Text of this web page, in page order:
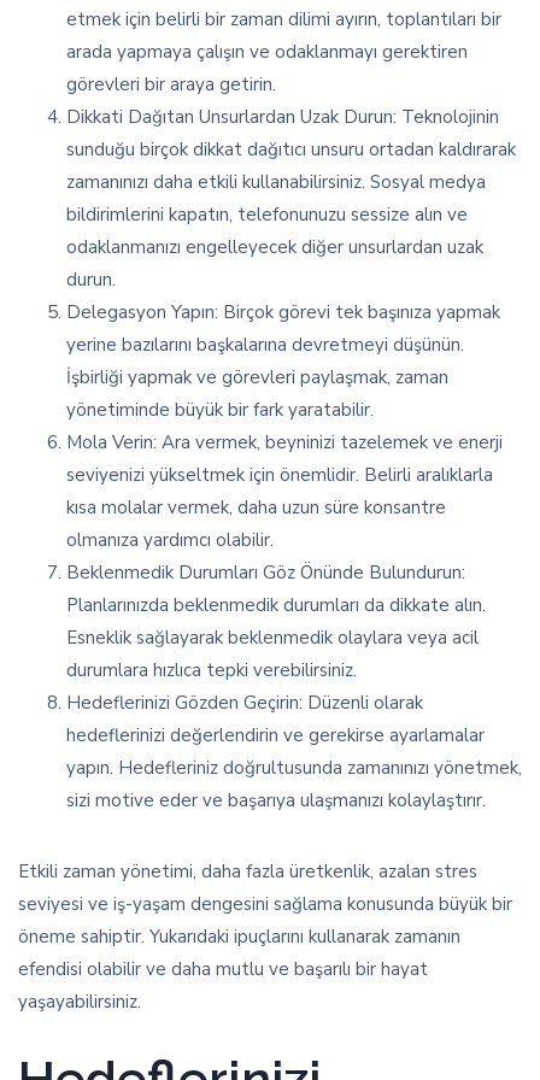
etmek için belirli bir zaman dilimi ayırın, toplantıları bir
arada yapmaya çalışın ve odaklanmayı gerektiren
görevleri bir araya getirin.
Dikkati Dağıtan Unsurlardan Uzak Durun: Teknolojinin
sunduğu birçok dikkat dağıtıcı unsuru ortadan kaldırarak
zamanınızı daha etkili kullanabilirsiniz. Sosyal medya
bildirimlerini kapatın, telefonunuzu sessize alın ve
odaklanmanızı engelleyecek diğer unsurlardan uzak
durun.
Delegasyon Yapın: Birçok görevi tek başınıza yapmak
yerine bazılarını başkalarına devretmeyi düşünün.
İşbirliği yapmak ve görevleri paylaşmak, zaman
yönetiminde büyük bir fark yaratabilir.
Mola Verin: Ara vermek, beyninizi tazelemek ve enerji
seviyenizi yükseltmek için önemlidir. Belirli aralıklarla
kısa molalar vermek, daha uzun süre konsantre
olmanıza yardımcı olabilir.
Beklenmedik Durumları Göz Önünde Bulundurun:
Planlarınızda beklenmedik durumları da dikkate alın.
Esneklik sağlayarak beklenmedik olaylara veya acil
durumlara hızlıca tepki verebilirsiniz.
Hedeflerinizi Gözden Geçirin: Düzenli olarak
hedeflerinizi değerlendirin ve gerekirse ayarlamalar
yapın. Hedefleriniz doğrultusunda zamanınızı yönetmek,
sizi motive eder ve başarıya ulaşmanızı kolaylaştırır.
Etkili zaman yönetimi, daha fazla üretkenlik, azalan stres
seviyesi ve iş-yaşam dengesini sağlama konusunda büyük bir
öneme sahiptir. Yukarıdaki ipuçlarını kullanarak zamanın
efendisi olabilir ve daha mutlu ve başarılı bir hayat
yaşayabilirsiniz.